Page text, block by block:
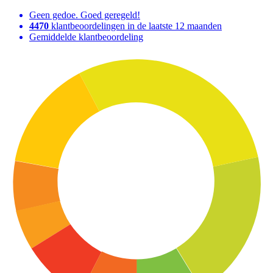
Geen gedoe. Goed geregeld!
4470 klantbeoordelingen in de laatste 12 maanden
Gemiddelde klantbeoordeling